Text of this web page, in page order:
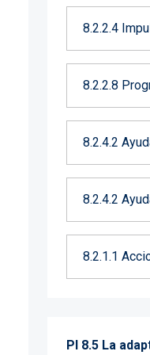
8.2.2.4
8.2.2.8
8.2.4.2
8.2.4.2
8.2.1.1
PI 8.5 La